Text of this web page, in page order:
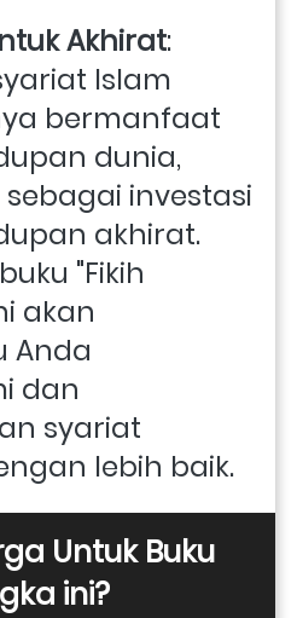
Akhirat:
Islam
bermanfaat
dunia,
investasi
akhirat.
"Fikih
akan
Anda
dan
syariat
lebih baik.
Untuk Buku
ini?